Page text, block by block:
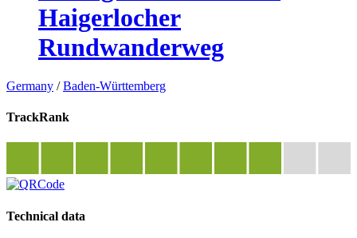
Haigerlocher
Rundwanderweg
Germany /Baden-Württemberg
TrackRank
Technical data